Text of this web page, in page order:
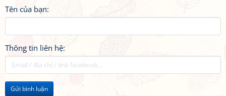
Tên của bạn:
Thông tin liên hệ:
Gửi bình luận